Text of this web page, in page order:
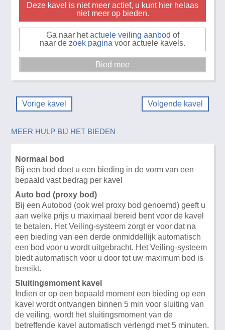
Deze kavel is niet meer actief, u kunt hier helaas
niet meer op bieden.
Ga naar hetactuele veiling aanbod of
naar de zoek pagina voor actuele kavels.
Vorige kavel Volgende kavel
MEER HULP BIJ HET BIEDEN
Normaal bod
Bij een bod doet u een bieding in de vorm van een
bepaald vast bedrag per kavel
Auto bod (proxy bod)
Bij een Autobod (ook wel proxy bod genoemd) geeft u
aan welke prijs u maximaal bereid bent voor de kavel
te betalen. Het Veiling-systeem zorgt er voor dat na
een bieding van een derde onmiddellijk automatisch
een bod voor u wordt uitgebracht. Het Veiling-systeem
biedt automatisch voor u door tot uw maximum bod is
bereikt.
Sluitingsmoment kavel
Indien er op een bepaald moment een bieding op een
kavel wordt ontvangen binnen 5 min voor sluiting van
de veiling, wordt het sluitingsmoment van de
betreffende kavel automatisch verlengd met 5 minuten.